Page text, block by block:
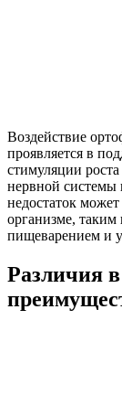
Воздействие
проявляется в
стимуляции
нервной системы
недостаток
организме,
пищеварением и
Различия